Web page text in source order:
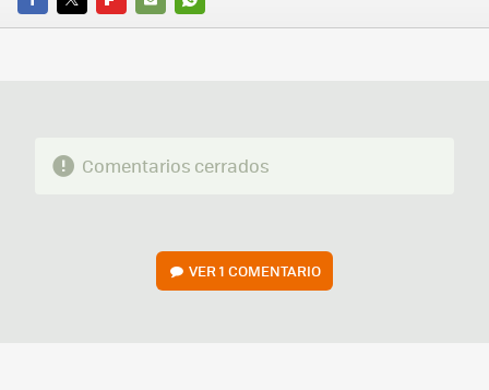
FACEBOOK
TWITTERFLIPBOARD
E-
WHATSAPP
Comentarios cerrados
VER1 COMENTARIO